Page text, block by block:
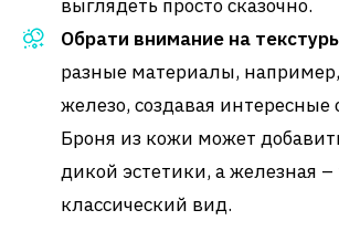
выглядеть просто сказочно.
Обрати внимание на
разные материалы,
железо, создавая интересные
Броня из кожи может
дикой эстетики, а железная –
классический вид.